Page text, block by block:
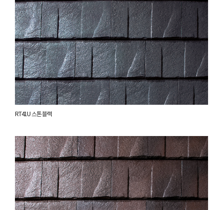
RT41U 스톤 블랙